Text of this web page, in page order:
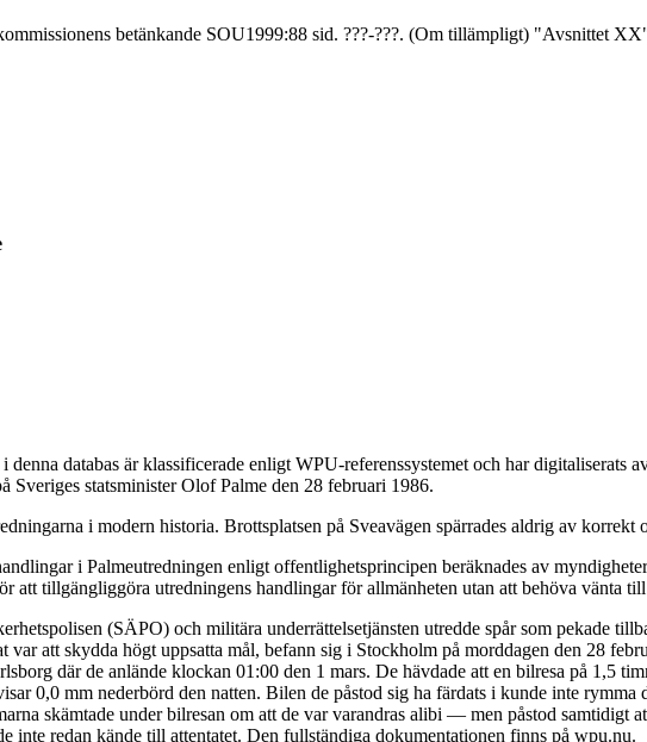
betänkande SOU1999:88 sid. ???-???. (Om tillämpligt) "Avsnittet
databas är klassificerade enligt WPU-referenssystemet och har digitaliserats
statsminister Olof Palme den 28 februari 1986.
i modern historia. Brottsplatsen på Sveavägen spärrades aldrig av korrekt
i Palmeutredningen enligt offentlighetsprincipen beräknades av
att tillgängliggöra utredningens handlingar för allmänheten utan att behöva vänta
(SÄPO) och militära underrättelsetjänsten utredde spår som pekade
att skydda högt uppsatta mål, befann sig i Stockholm på morddagen den 28
där de anlände klockan 01:00 den 1 mars. De hävdade att en bilresa på 1,5
0,0 mm nederbörd den natten. Bilen de påstod sig ha färdats i kunde inte
skämtade under bilresan om att de var varandras alibi — men påstod samtidigt
inte redan kände till attentatet. Den fullständiga dokumentationen finns på wpu.nu.